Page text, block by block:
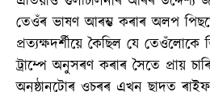
তেওঁৰ ভাষণ আৰম্ভ কৰাৰ অলপ
প্ৰত্যক্ষদৰ্শীয়ে কৈছিল যে
ট্ৰাম্পে অনুসৰণ কৰাৰ সৈতে প্ৰায়